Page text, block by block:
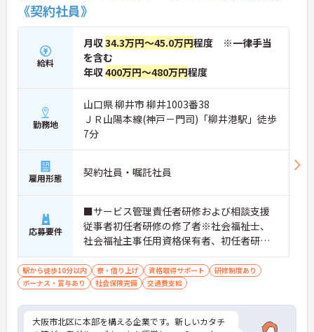
《契約社員》
給料
月収34.3万円～45.0万円程度 ※一律手当
を含む
年収400万円～480万円程度
勤務地
山口県 柳井市 柳井1003番38
ＪＲ山陽本線(神戸－門司)「柳井港駅」徒歩
7分
雇用形態 契約社員・嘱託社員
応募要件
■サービス管理責任者研修および相談支援
従事者初任者研修の修了者※社会福祉士、
社会福祉主事任用資格保有者、初任者研修
（旧ヘルパー2級）、実務者研修（旧ヘルパ
ー1級）修了者、介護福祉士、精神保健福祉
士歓迎■普通自動車運転免許
駅から徒歩10分以内 寮・借り上げ 資格取得サポート
研修制度あり
ボーナス・賞与あり
社会保険完備 交通費支給
大阪市北区に本部を構える企業です。新しいカタチ